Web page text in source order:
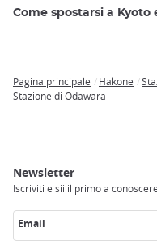
Come spostarsi a Kyoto e
Breadcrumb
Pagina principale Hakone
Stazione di Odawara
Newsletter
Iscriviti e sii il primo a
Email